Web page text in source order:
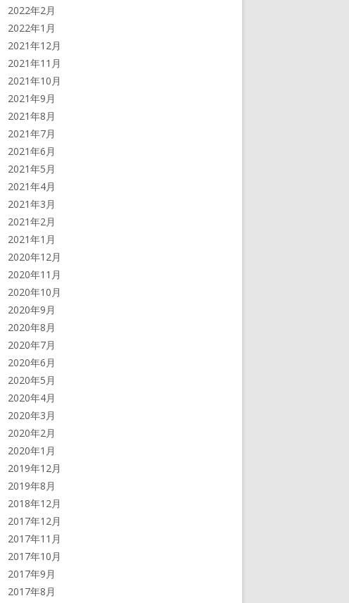
2022年2月
2022年1月
2021年12月
2021年11月
2021年10月
2021年9月
2021年8月
2021年7月
2021年6月
2021年5月
2021年4月
2021年3月
2021年2月
2021年1月
2020年12月
2020年11月
2020年10月
2020年9月
2020年8月
2020年7月
2020年6月
2020年5月
2020年4月
2020年3月
2020年2月
2020年1月
2019年12月
2019年8月
2018年12月
2017年12月
2017年11月
2017年10月
2017年9月
2017年8月